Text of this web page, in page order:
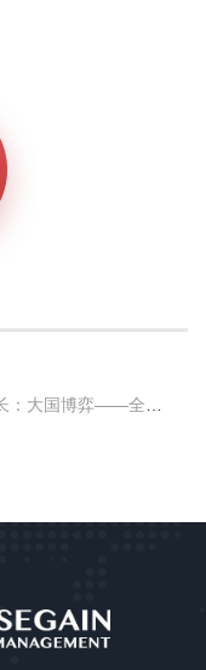
下一篇：高校联盟系列活动|吴敏文董事长：大国博弈——全球金融的下一张牌